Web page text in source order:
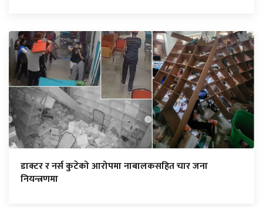
डाक्टर र नर्स कुटेको आरोपमा नाबालकसहित चार जना
नियन्त्रणमा